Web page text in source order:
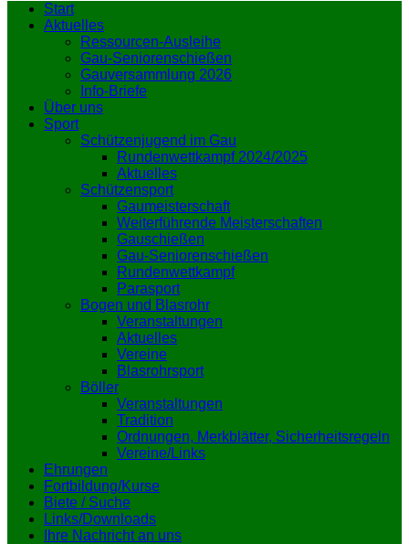
Start
Aktuelles
Ressourcen-Ausleihe
Gau-Seniorenschießen
Gauversammlung 2026
Info-Briefe
Über uns
Sport
Schützenjugend im Gau
Rundenwettkampf 2024/2025
Aktuelles
Schützensport
Gaumeisterschaft
Weiterführende Meisterschaften
Gauschießen
Gau-Seniorenschießen
Rundenwettkampf
Parasport
Bogen und Blasrohr
Veranstaltungen
Aktuelles
Vereine
Blasrohrsport
Böller
Veranstaltungen
Tradition
Ordnungen, Merkblätter, Sicherheitsregeln
Vereine/Links
Ehrungen
Fortbildung/Kurse
Biete / Suche
Links/Downloads
Ihre Nachricht an uns